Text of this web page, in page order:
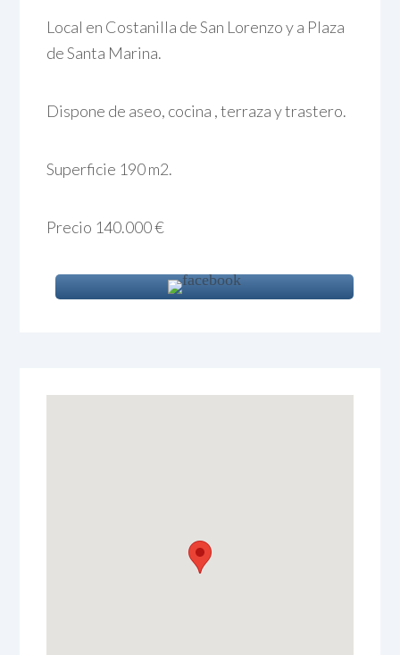
Local en Costanilla de San Lorenzo y a Plaza
de Santa Marina.
Dispone de aseo, cocina , terraza y trastero.
Superficie 190 m2.
Precio 140.000 €